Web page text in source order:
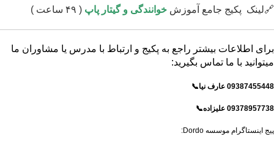
🔗لینک پکیج جامع آموزش خوانندگی و گیتار پاپ ( ۴۹ ساعت )
برای اطلاعات بیشتر راجع به پکیج و ارتباط با مدرس یا مشاوران ما
میتوانید با ما تماس بگیرید:
09387455448 عارف نیا📞
09378957738 علیزاده📞
پیج اینستاگرام موسسه Dordo: